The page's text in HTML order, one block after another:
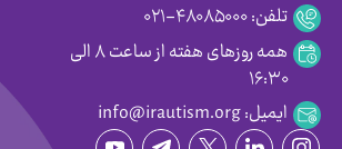
تلفن: ۴۸۰۸۵۰۰۰-۰۲۱
همه روزهای هفته از ساعت ۸ الی
۱۶:۳۰
ایمیل: info@irautism.org